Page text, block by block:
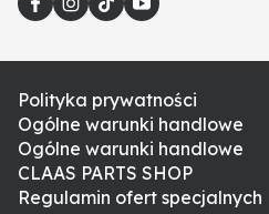
Polityka prywatności
Ogólne warunki handlowe
Ogólne warunki handlowe
CLAAS PARTS SHOP
Regulamin ofert specjalnych